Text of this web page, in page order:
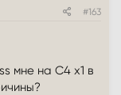
#163
мне на С4 х1 в